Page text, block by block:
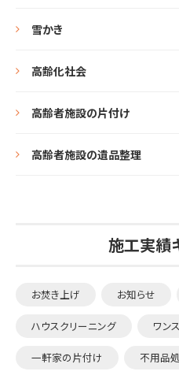
雪かき
高齢化社会
高齢者施設の片付け
高齢者施設の遺品整理
施工実績
お焚き上げ お知らせ
ハウスクリーニング ワン
一軒家の片付け 不用品